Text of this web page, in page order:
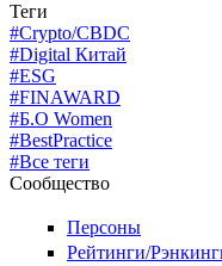
Теги
#Crypto/CBDC
#Digital Китай
#ESG
#FINAWARD
#Б.О Women
#BestPractice
#Все теги
Сообщество
Персоны
Рейтинги/